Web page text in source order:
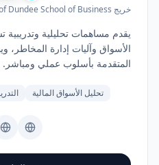
خريج University of Dundee School of Business (المملكة المتحدة)
يقدم مساهمات تحليلية وتدريبية
الأسواق وآليات إدارة
المتقدمة بأسلوب عملي ومباشر.
تحليل الأسواق المالية